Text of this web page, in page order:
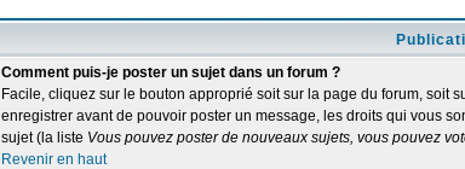
Comment puis-je poster un sujet dans un forum ?
Facile, cliquez sur le bouton approprié soit sur la page du forum, soit
enregistrer avant de pouvoir poster un message, les droits qui vous
sujet (la liste Vous pouvez poster de nouveaux sujets, vous pouvez
Revenir en haut